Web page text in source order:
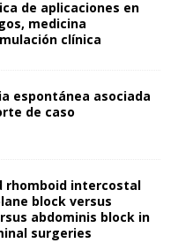
de aplicaciones en
medicina
clínica
espontánea asociada
de caso
rhomboid intercostal
block versus
abdominis block in
surgeries